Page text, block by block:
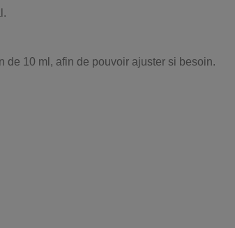
de 10 ml, afin de pouvoir ajuster si besoin.